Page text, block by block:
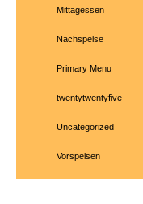
Mittagessen
Nachspeise
Primary Menu
twentytwentyfive
Uncategorized
Vorspeisen